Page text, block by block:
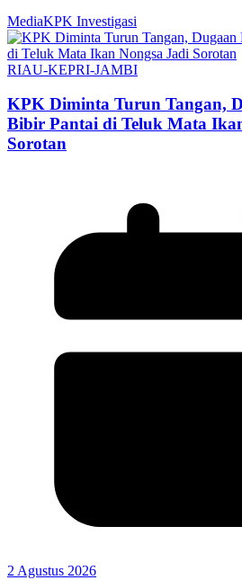
MediaKPK Investigasi
RIAU-KEPRI-JAMBI
KPK Diminta Turun Tangan,
Bibir Pantai di Teluk Mata
Sorotan
2 Agustus 2026